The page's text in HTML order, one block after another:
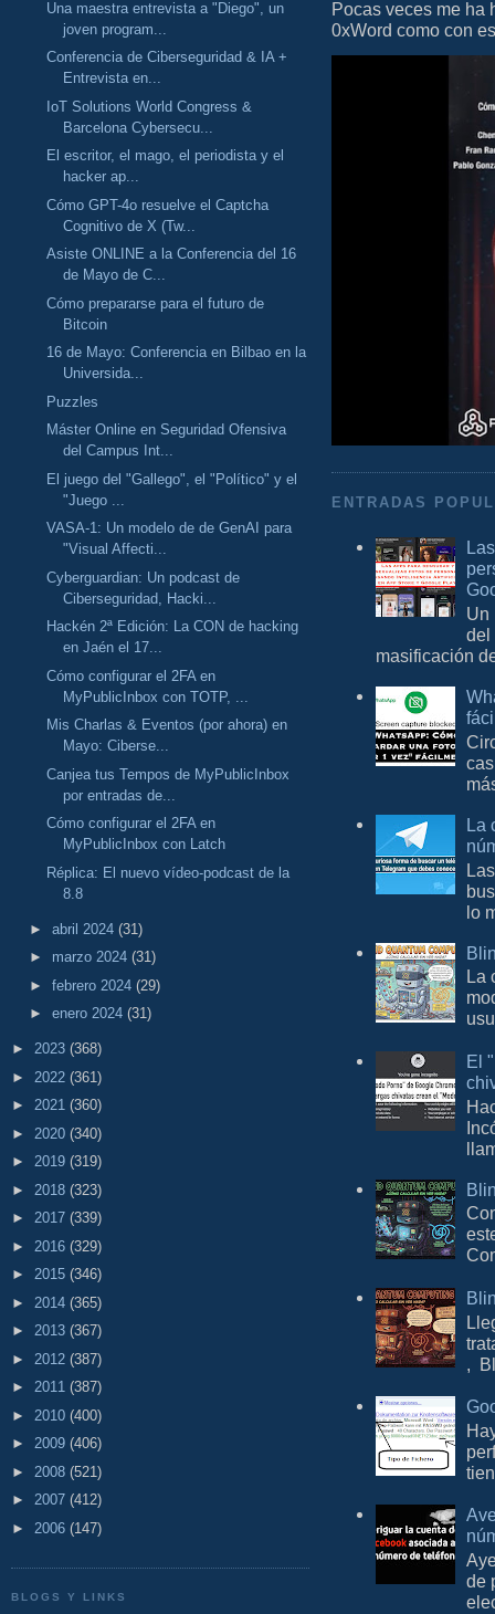
Una maestra entrevista a "Diego", un
joven program...
Conferencia de Ciberseguridad & IA +
Entrevista en...
IoT Solutions World Congress &
Barcelona Cybersecu...
El escritor, el mago, el periodista y el
hacker ap...
Cómo GPT-4o resuelve el Captcha
Cognitivo de X (Tw...
Asiste ONLINE a la Conferencia del 16
de Mayo de C...
Cómo prepararse para el futuro de
Bitcoin
16 de Mayo: Conferencia en Bilbao en la
Universida...
Puzzles
Máster Online en Seguridad Ofensiva
del Campus Int...
El juego del "Gallego", el "Político" y el
"Juego ...
VASA-1: Un modelo de de GenAI para
"Visual Affecti...
Cyberguardian: Un podcast de
Ciberseguridad, Hacki...
Hackén 2ª Edición: La CON de hacking
en Jaén el 17...
Cómo configurar el 2FA en
MyPublicInbox con TOTP, ...
Mis Charlas & Eventos (por ahora) en
Mayo: Ciberse...
Canjea tus Tempos de MyPublicInbox
por entradas de...
Cómo configurar el 2FA en
MyPublicInbox con Latch
Réplica: El nuevo vídeo-podcast de la
8.8
► abril 2024 (31)
► marzo 2024 (31)
► febrero 2024 (29)
► enero 2024 (31)
► 2023 (368)
► 2022 (361)
► 2021 (360)
► 2020 (340)
► 2019 (319)
► 2018 (323)
► 2017 (339)
► 2016 (329)
► 2015 (346)
► 2014 (365)
► 2013 (367)
► 2012 (387)
► 2011 (387)
► 2010 (400)
► 2009 (406)
► 2008 (521)
► 2007 (412)
► 2006 (147)
BLOGS Y LINKS
Pocas veces me ha
0xWord como con
ENTRADAS
Un
del
masificación
La
lo
La
El
,
de